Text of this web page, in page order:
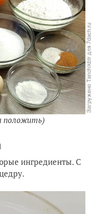
положить)
ингредиенты. С